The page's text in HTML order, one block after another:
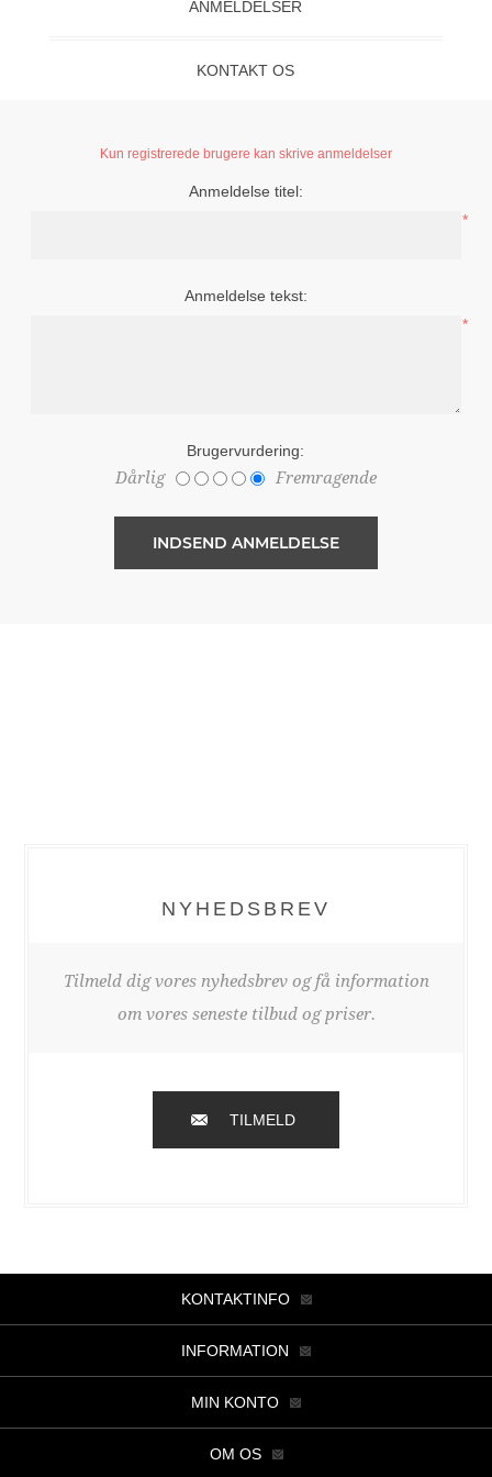
ANMELDELSER
KONTAKT OS
Kun registrerede brugere kan skrive anmeldelser
Anmeldelse titel:
*
Anmeldelse tekst:
*
Brugervurdering:
Dårlig Fremragende
NYHEDSBREV
Tilmeld dig vores nyhedsbrev og få information
om vores seneste tilbud og priser.
TILMELD
KONTAKTINFO
INFORMATION
MIN KONTO
OM OS